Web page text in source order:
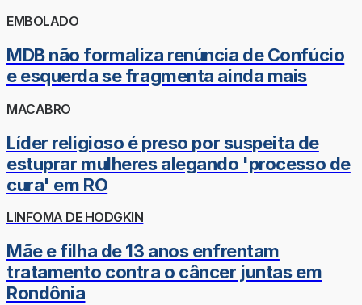
EMBOLADO
MDB não formaliza renúncia de Confúcio
e esquerda se fragmenta ainda mais
MACABRO
Líder religioso é preso por suspeita de
estuprar mulheres alegando 'processo de
cura' em RO
LINFOMA DE HODGKIN
Mãe e filha de 13 anos enfrentam
tratamento contra o câncer juntas em
Rondônia